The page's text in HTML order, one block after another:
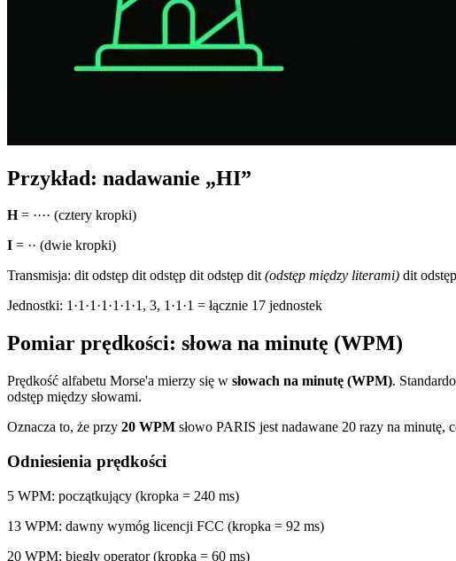
Przykład: nadawanie „HI”
H= ···· (cztery kropki)
I = ·· (dwie kropki)
Transmisja: ditodstęp ditodstęp ditodstęp dit (odstęp między literami) ditodstęp
Jednostki: 1·1·1·1·1·1·1, 3, 1·1·1 = łącznie 17 jednostek
Pomiar prędkości: słowa na minutę (WPM)
Prędkość alfabetu Morse'a mierzy się w słowach na minutę (WPM).
odstęp między słowami.
Oznacza to, że przy 20 WPM słowo PARIS jest nadawane 20 razy na minutę,
Odniesienia prędkości
5 WPM: początkujący (kropka = 240 ms)
13 WPM: dawny wymóg licencji FCC (kropka = 92 ms)
20 WPM: biegły operator (kropka = 60 ms)